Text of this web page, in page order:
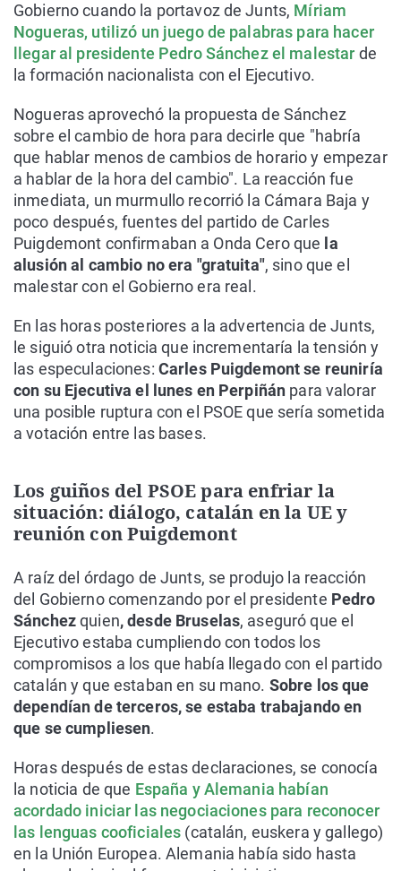
Gobierno cuando la portavoz de Junts, Míriam
Nogueras, utilizó un juego de palabras para hacer
llegar al presidente Pedro Sánchez el malestar de
la formación nacionalista con el Ejecutivo.
Nogueras aprovechó la propuesta de Sánchez
sobre el cambio de hora para decirle que "habría
que hablar menos de cambios de horario y empezar
a hablar de la hora del cambio". La reacción fue
inmediata, un murmullo recorrió la Cámara Baja y
poco después, fuentes del partido de Carles
Puigdemont confirmaban a Onda Cero que la
alusión al cambio no era "gratuita", sino que el
malestar con el Gobierno era real.
En las horas posteriores a la advertencia de Junts,
le siguió otra noticia que incrementaría la tensión y
las especulaciones: Carles Puigdemont se reuniría
con su Ejecutiva el lunes en Perpiñán para valorar
una posible ruptura con el PSOE que sería sometida
a votación entre las bases.
Los guiños del PSOE para enfriar la
situación: diálogo, catalán en la UE y
reunión con Puigdemont
A raíz del órdago de Junts, se produjo la reacción
del Gobierno comenzando por el presidente Pedro
Sánchezquien, desde Bruselas, aseguró que el
Ejecutivo estaba cumpliendo con todos los
compromisos a los que había llegado con el partido
catalán y que estaban en su mano. Sobre los que
dependían de terceros, se estaba trabajando en
que se cumpliesen.
Horas después de estas declaraciones, se conocía
la noticia de que España y Alemania habían
acordado iniciar las negociaciones para reconocer
las lenguas cooficiales (catalán, euskera y gallego)
en la Unión Europea. Alemania había sido hasta